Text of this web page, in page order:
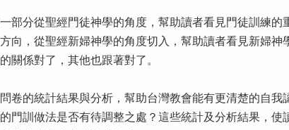
部分從聖經門徒神學的角度，幫助讀者看見門徒訓練的
向，從聖經新婦神學的角度切入，幫助讀者看見新婦神
關係對了，其他也跟著對了。
卷的統計結果與分析，幫助台灣教會能有更清楚的自我
門訓做法是否有待調整之處？這些統計及分析結果，使